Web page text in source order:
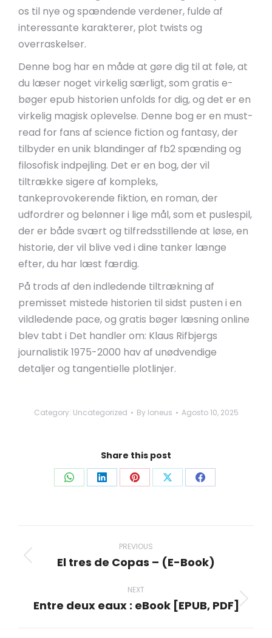
os til nye og spændende verdener, fulde af
interessante karakterer, plot twists og
overraskelser.
Denne bog har en måde at gøre dig til at føle, at
du læser noget virkelig særligt, som gratis e-
bøger epub historien unfolds for dig, og det er en
virkelig magisk oplevelse. Denne bog er en must-
read for fans af science fiction og fantasy, der
tilbyder en unik blandinger af fb2 spænding og
filosofisk indpejling. Det er en bog, der vil
tiltrække sigere af kompleks,
tankeprovokerende fiktion, en roman, der
udfordrer og belønner i lige mål, som et puslespil,
der er både svært og tilfredsstillende at løse, en
historie, der vil blive ved i dine tanker længe
efter, du har læst færdig.
På trods af den indledende tiltrækning af
premisset mistede historien til sidst pusten i en
vildledende pace, og gratis bøger læsning online
blev tabt i Det handler om: Klaus Rifbjergs
journalistik 1975-2000 hav af unødvendige
detaljer og tangentielle plotlinjer.
Category: Uncategorized By loneus Agosto 10, 2025
Share this post
Share Share Share Share Share
navigation
PREVIOUS
Previous
El tres de Copas – (E-Book)
NEXT
Next
Entre deux eaux : eBook [EPUB, PDF]